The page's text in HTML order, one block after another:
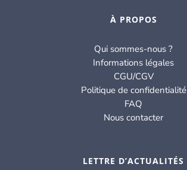
À PROPOS
Qui sommes-nous ?
Informations légales
CGU/CGV
Politique de confidentialité
FAQ
Nous contacter
LETTRE D’ACTUALITÉS